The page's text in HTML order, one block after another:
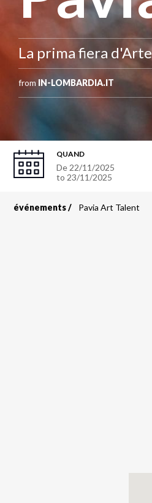
La prima fiera
from IN-LOMBARDIA.IT
QUAND
De 22/11/2025
to 23/11/2025
événements Pavia Art Talent